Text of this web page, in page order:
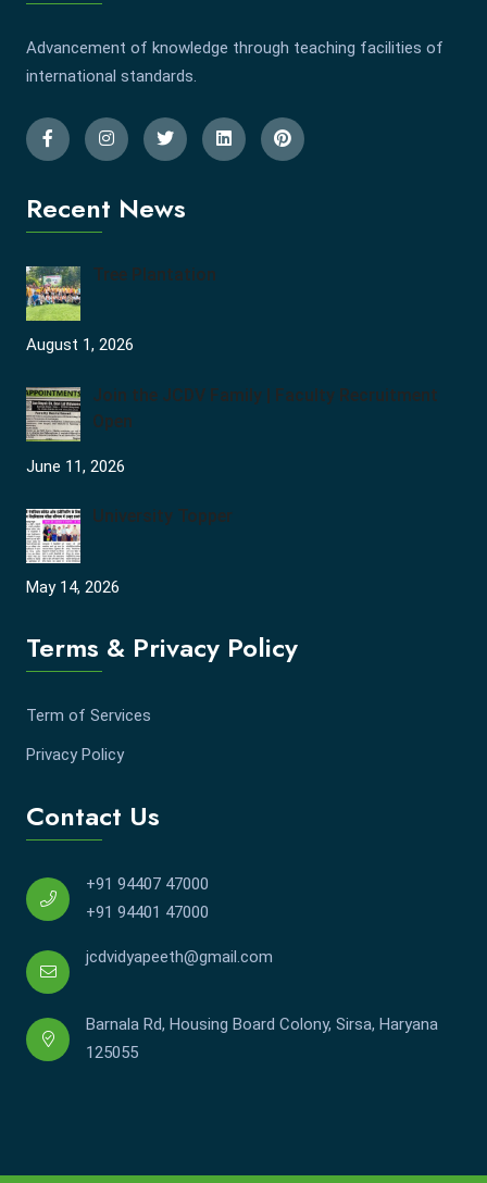
Advancement of knowledge through teaching facilities of
international standards.
Recent News
Tree Plantation
August 1, 2026
Join the JCDV Family | Faculty Recruitment
Open
June 11, 2026
University Topper
May 14, 2026
Terms & Privacy Policy
Term of Services
Privacy Policy
Contact Us
+91 94407 47000
+91 94401 47000
jcdvidyapeeth@gmail.com
Barnala Rd, Housing Board Colony, Sirsa, Haryana
125055